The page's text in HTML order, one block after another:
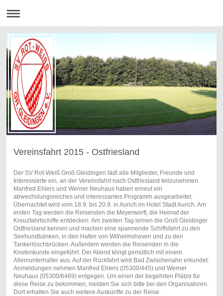
Vereinsfahrt 2015 - Ostfriesland
Der SV Rot-Weiß Groß Gleidingen lädt alle Mitglieder, Freunde und
Interessierte ein, an der Vereinsfahrt nach Ostfriesland teilzunehmen.
Manfred Ehlers und Werner Neuhaus haben erneut ein
abwechslungsreiches und interessantes Programm ausgearbeitet.
Übernachtet wird vom 18.9. bis 20.9. in Aurich im Hotel Stadt Aurich. Am
ersten Tag werden die Reisenden die Meyerwerft, die Heimat der
Kreuzfahrtschiffe entdecken. Am zweiten Tag lernen die Groß Gleidinger
Ostfriesland kennen und machen eine spannende Schiffsfahrt zu den
Seehundbänken, in den Hafen von Wilhelmshaven und zu den
Tankerlöschbrücken. Außerdem werden die Reisenden in die
Knotenkunde eingeführt. Der Abend klingt gemütlich mit einem
Alleinunterhalter aus. Auf der Rückfahrt wird Bad Zwischenahn erkundet.
Anmeldungen nehmen Manfred Ehlers (05300/445) und Werner
Neuhaus (05300/6469) entgegen. Um einen der begehrten Plätze für
diese Reise zu bekommen, melden Sie sich bitte bei den Organisatoren.
Dort erhalten Sie auch weitere Auskünfte zu der Reise.